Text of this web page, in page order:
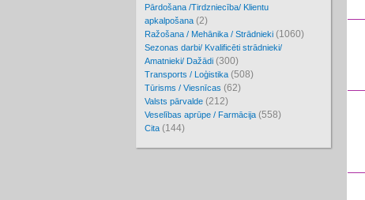
Pārdošana /Tirdzniecība/ Klientu
apkalpošana (2)
Ražošana / Mehānika / Strādnieki (1060)
Sezonas darbi/ Kvalificēti strādnieki/
Amatnieki/ Dažādi (300)
Transports / Loģistika (508)
Tūrisms / Viesnīcas (62)
Valsts pārvalde (212)
Veselības aprūpe / Farmācija (558)
Cita (144)